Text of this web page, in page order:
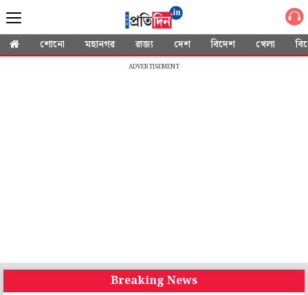
শোনো মহানগর রাজ্য দেশ বিদেশ খেলা
ADVERTISEMENT
Breaking News